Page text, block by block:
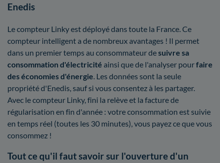
Enedis
Le compteur Linky est déployé dans toute la France. Ce
compteur intelligent a de nombreux avantages ! Il permet
dans un premier temps au consommateur desuivre sa
consommation d'électricité ainsi que de l'analyser pourfaire
des économies d'énergie . Les données sont la seule
propriété d'Enedis, sauf si vous consentez à les partager.
Avec le compteur Linky, fini la relève et la facture de
régularisation en fin d'année : votre consommation est suivie
en temps réel (toutes les 30 minutes), vous payez ce que vous
consommez !
Tout ce qu'il faut savoir sur l'ouverture d'un